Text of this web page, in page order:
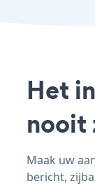
Het
nooit
Maak uw
bericht,